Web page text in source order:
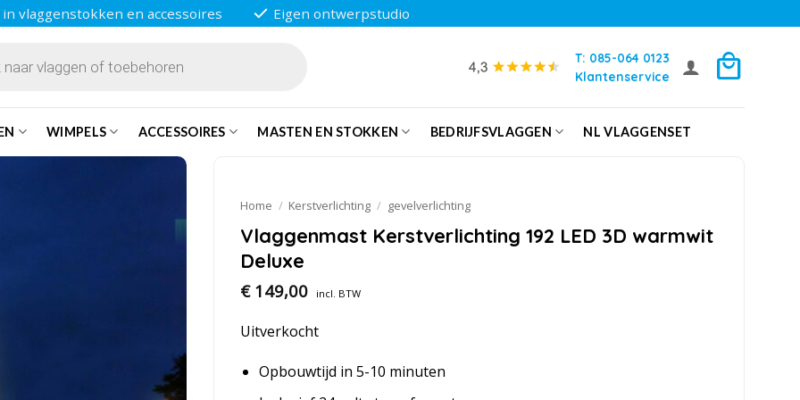
vlaggenstokken en accessoires Eigen ontwerpstudio
T: 085-064 0123
Klantenservice
WIMPELS ACCESSOIRES MASTEN EN STOKKEN BEDRIJFSVLAGGEN NL VLAGGENSET
Home / Kerstverlichting / gevelverlichting
Vlaggenmast Kerstverlichting 192 LED 3D warmwit
Deluxe
€149,00 incl. BTW
Uitverkocht
Opbouwtijd in 5-10 minuten